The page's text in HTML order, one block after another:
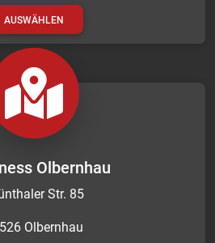
AUSWÄHLEN
Olbernhau
Str. 85
Olbernhau